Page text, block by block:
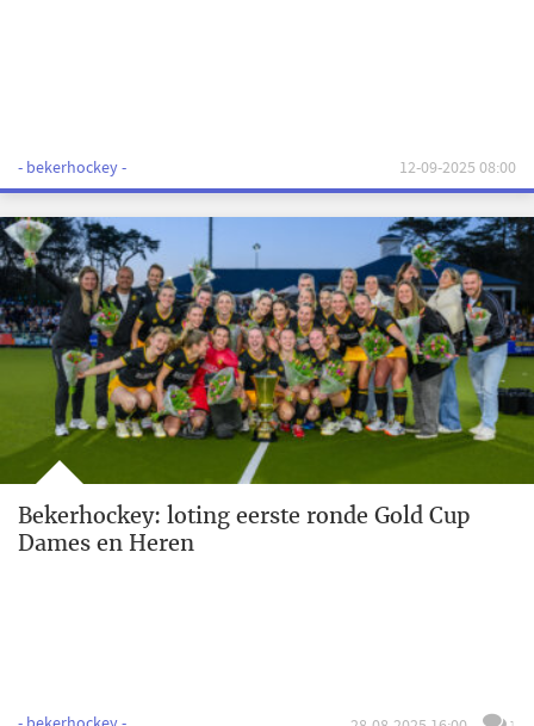
- bekerhockey - 12-09-2025 08:00
Bekerhockey: loting eerste ronde Gold Cup
Dames en Heren